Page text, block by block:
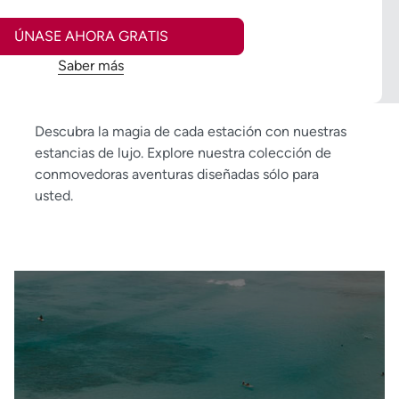
ÚNASE AHORA GRATIS
Saber más
Descubra la magia de cada estación con nuestras
estancias de lujo. Explore nuestra colección de
conmovedoras aventuras diseñadas sólo para
usted.